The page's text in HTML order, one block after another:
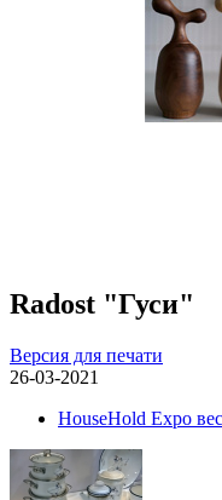
Radost "Гуси"
Версия для печати
26-03-2021
HouseHold Expo